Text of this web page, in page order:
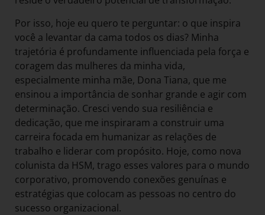
Por isso, hoje eu quero te perguntar: o que inspira
você a levantar da cama todos os dias? Minha
trajetória é profundamente influenciada pela força e
coragem das mulheres da minha vida,
especialmente minha mãe, Dona Tiana, que me
ensinou a importância de sonhar grande e agir com
determinação. Cresci vendo sua resiliência e
dedicação, que me inspiraram a construir uma
carreira focada em humanizar as relações de
trabalho e liderar com propósito. Hoje, como nova
colunista da HSM, trago esses valores para o mundo
corporativo, promovendo conexões genuínas e
estratégias que colocam as pessoas no centro do
sucesso organizacional.